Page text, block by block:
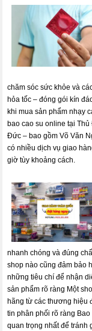
chăm sóc sức khỏe và
hỏa tốc – đóng gói kín
khi mua sản phẩm nhạy
bao cao su online tại
Đức – bao gồm Võ Văn
có nhiều dịch vụ giao
giờ tùy khoảng cách.
nhanh chóng và đúng
shop nào cũng đảm bảo
những tiêu chí để nhận
sản phẩm rõ ràng Một
hãng từ các thương hiệu
tin phân phối rõ ràng
quan trọng nhất để tránh